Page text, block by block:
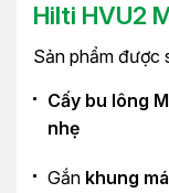
Hilti HVU2
Sản phẩm được
Cấy bu lông
nhẹ
Gắn khung